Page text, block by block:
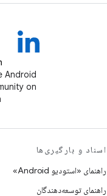
Android
on
اسناد و بارگیری‌ها
راهنمای «استودیو Android»
راهنمای توسعه‌دهندگان